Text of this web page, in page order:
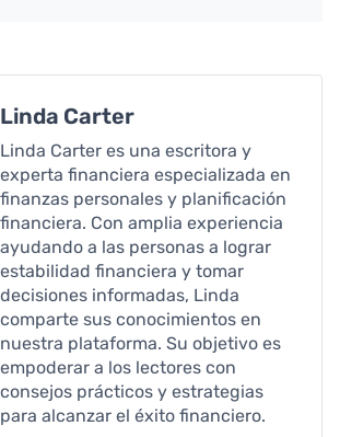
Linda Carter
Linda Carter es una escritora y
experta financiera especializada en
finanzas personales y planificación
financiera. Con amplia experiencia
ayudando a las personas a lograr
estabilidad financiera y tomar
decisiones informadas, Linda
comparte sus conocimientos en
nuestra plataforma. Su objetivo es
empoderar a los lectores con
consejos prácticos y estrategias
para alcanzar el éxito financiero.